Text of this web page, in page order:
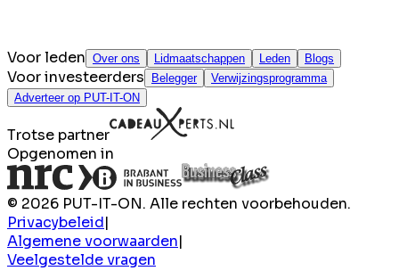
Voor leden Over ons Lidmaatschappen Leden Blogs
Voor investeerders Belegger
Verwijzingsprogramma
Adverteer op PUT-IT-ON
Trotse partner
Opgenomen in
© 2026 PUT-IT-ON. Alle rechten voorbehouden.
Privacybeleid|
Algemene voorwaarden|
Veelgestelde vragen